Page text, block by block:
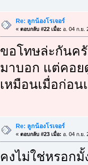
Re: ลูกน้องโรเจอร์
« ตอบกลับ #22 เมื่อ: อ. 04 ก.ย.
ขอโทษล่ะกันค
มาบอก แต่คอย
เหมือนเมื่อก่อ
Re: ลูกน้องโรเจอร์
« ตอบกลับ #23 เมื่อ: อ. 04 ก.ย.
คงไม่ใช่หรอก